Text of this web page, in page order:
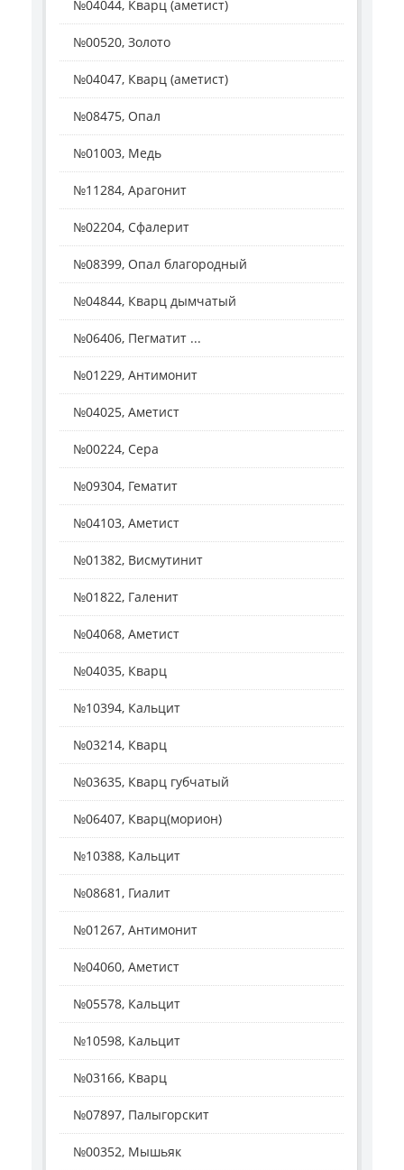
№04044, Кварц (аметист)
№00520, Золото
№04047, Кварц (аметист)
№08475, Опал
№01003, Медь
№11284, Арагонит
№02204, Сфалерит
№08399, Опал благородный
№04844, Кварц дымчатый
№06406, Пегматит ...
№01229, Антимонит
№04025, Аметист
№00224, Сера
№09304, Гематит
№04103, Аметист
№01382, Висмутинит
№01822, Галенит
№04068, Аметист
№04035, Кварц
№10394, Кальцит
№03214, Кварц
№03635, Кварц губчатый
№06407, Кварц(морион)
№10388, Кальцит
№08681, Гиалит
№01267, Антимонит
№04060, Аметист
№05578, Кальцит
№10598, Кальцит
№03166, Кварц
№07897, Палыгорскит
№00352, Мышьяк